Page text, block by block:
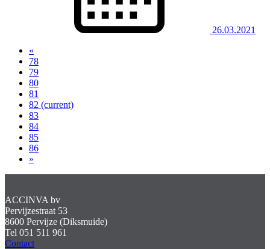
26.03.2021
«
78
79
80
81
82 (current)
83
84
85
86
»
ACCINVA bv
Pervijzestraat 53
8600 Pervijze (Diksmuide)
Tel 051 511 961
Contact